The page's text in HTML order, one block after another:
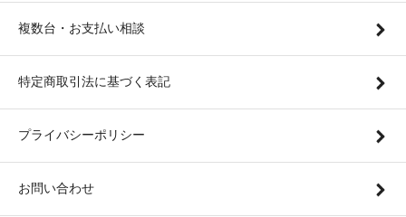
複数台・お支払い相談
特定商取引法に基づく表記
プライバシーポリシー
お問い合わせ